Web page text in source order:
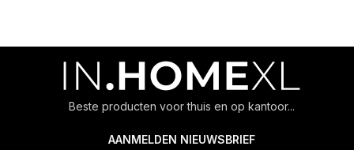
Beste producten voor thuis en op kantoor...
AANMELDEN NIEUWSBRIEF